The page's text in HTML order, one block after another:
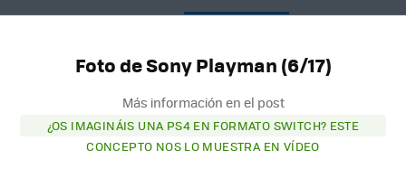
Foto de Sony Playman (6/17)
Más información en el post
¿OS IMAGINÁIS UNA PS4 EN FORMATO SWITCH? ESTE
CONCEPTO NOS LO MUESTRA EN VÍDEO